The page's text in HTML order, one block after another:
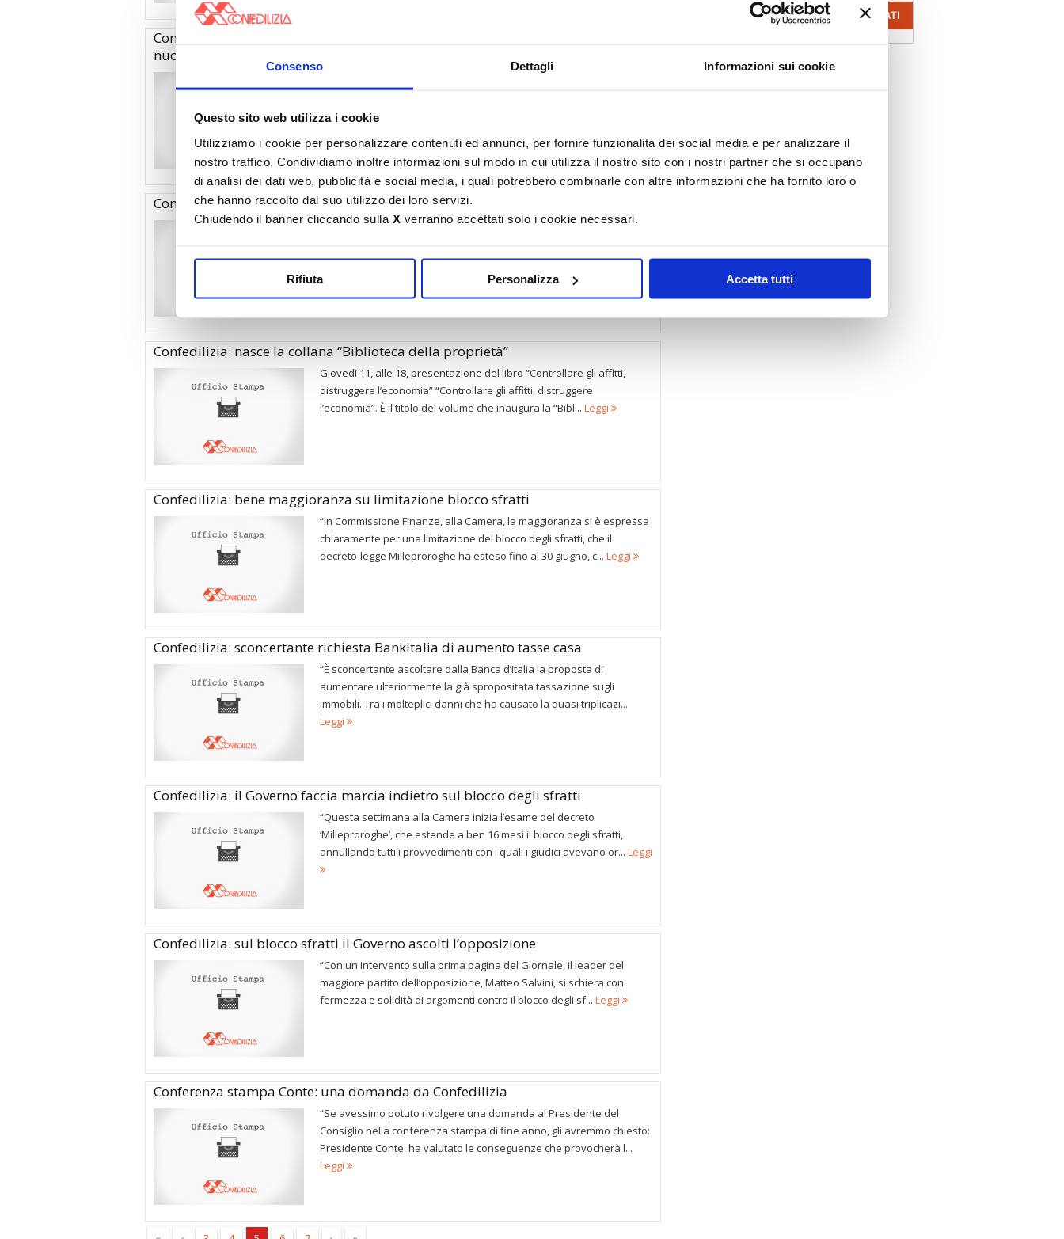
Consenso Dettagli Informazioni sui cookie
Questo sito web utilizza i cookie
Utilizziamo i cookie per personalizzare contenuti ed annunci, per fornire funzionalità dei social media e per analizzare il
nostro traffico. Condividiamo inoltre informazioni sul modo in cui utilizza il nostro sito con i nostri partner che si occupano
di analisi dei dati web, pubblicità e social media, i quali potrebbero combinarle con altre informazioni che ha fornito loro o
che hanno raccolto dal suo utilizzo dei loro servizi.
Chiudendo il banner cliccando sulla X verranno accettati solo i cookie necessari.
Rifiuta Personalizza Accetta tutti
Confedilizia: sul blocco sfratti si gioca la credibilità del nuovo Governo e della
nuova maggioranza
Oggi alla Camera è accaduto qualcosa di insolito. Oltre trenta
deputati di maggioranza e di opposizione sono intervenuti per più di
un’ora sul tema del blocco degli sfratti, criticando quest...
Confedilizia: le storie delle vittime del blocco degli sfratti
Continuano ad arrivare ogni giorno – a Confedilizia, ma anche a
subiscono da un anno la requisizione di fatto del loro immobil...Leggi
Confedilizia: nasce la collana “Biblioteca della proprietà”
Giovedì 11, alle 18, presentazione del libro “Controllare gli affitti,
distruggere l’economia” “Controllare gli affitti, distruggere
l’economia”. È il titolo del volume che inaugura la “Bibl... Leggi
Confedilizia: bene maggioranza su limitazione blocco sfratti
“In Commissione Finanze, alla Camera, la maggioranza si è espressa
chiaramente per una limitazione del blocco degli sfratti, che il
decreto-legge Milleproroghe ha esteso fino al 30 giugno, c... Leggi
Confedilizia: sconcertante richiesta Bankitalia di aumento tasse casa
“È sconcertante ascoltare dalla Banca d’Italia la proposta di
aumentare ulteriormente la già spropositata tassazione sugli
immobili. Tra i molteplici danni che ha causato la quasi triplicazi...
Leggi
Confedilizia: il Governo faccia marcia indietro sul blocco degli sfratti
“Questa settimana alla Camera inizia l’esame del decreto
‘Milleproroghe’, che estende a ben 16 mesi il blocco degli sfratti,
annullando tutti i provvedimenti con i quali i giudici avevano or... Leggi
Confedilizia: sul blocco sfratti il Governo ascolti l’opposizione
“Con un intervento sulla prima pagina del Giornale, il leader del
maggiore partito dell’opposizione, Matteo Salvini, si schiera con
fermezza e solidità di argomenti contro il blocco degli sf... Leggi
Conferenza stampa Conte: una domanda da Confedilizia
“Se avessimo potuto rivolgere una domanda al Presidente del
Consiglio nella conferenza stampa di fine anno, gli avremmo chiesto:
Presidente Conte, ha valutato le conseguenze che provocherà l...
Leggi